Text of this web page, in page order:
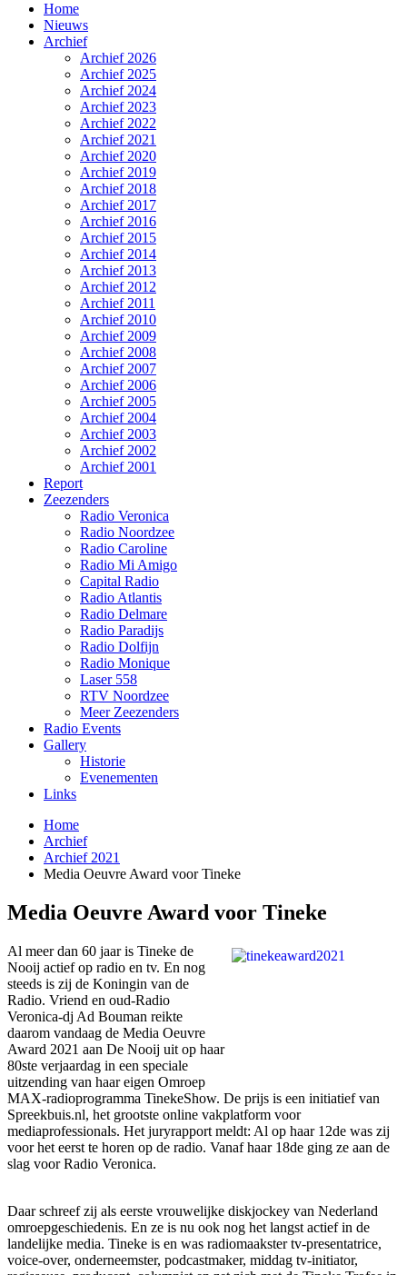
Home
Nieuws
Archief
Archief 2026
Archief 2025
Archief 2024
Archief 2023
Archief 2022
Archief 2021
Archief 2020
Archief 2019
Archief 2018
Archief 2017
Archief 2016
Archief 2015
Archief 2014
Archief 2013
Archief 2012
Archief 2011
Archief 2010
Archief 2009
Archief 2008
Archief 2007
Archief 2006
Archief 2005
Archief 2004
Archief 2003
Archief 2002
Archief 2001
Report
Zeezenders
Radio Veronica
Radio Noordzee
Radio Caroline
Radio Mi Amigo
Capital Radio
Radio Atlantis
Radio Delmare
Radio Paradijs
Radio Dolfijn
Radio Monique
Laser 558
RTV Noordzee
Meer Zeezenders
Radio Events
Gallery
Historie
Evenementen
Links
Home
Archief
Archief 2021
Media Oeuvre Award voor Tineke
Media Oeuvre Award voor Tineke
Al meer dan 60 jaar is Tineke de
Nooij actief op radio en tv. En nog
steeds is zij de Koningin van de
Radio. Vriend en oud-Radio
Veronica-dj Ad Bouman reikte
daarom vandaag de Media Oeuvre
Award 2021 aan De Nooij uit op haar
80ste verjaardag in een speciale
uitzending van haar eigen Omroep
MAX-radioprogramma TinekeShow. De prijs is een initiatief van
Spreekbuis.nl, het grootste online vakplatform voor
mediaprofessionals. Het juryrapport meldt: Al op haar 12de was zij
voor het eerst te horen op de radio. Vanaf haar 18de ging ze aan de
slag voor Radio Veronica.
Daar schreef zij als eerste vrouwelijke diskjockey van Nederland
omroepgeschiedenis. En ze is nu ook nog het langst actief in de
landelijke media. Tineke is en was radiomaakster tv-presentatrice,
voice-over, onderneemster, podcastmaker, middag tv-initiator,